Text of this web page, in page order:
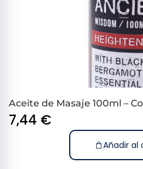
Aceite de Masaje 100ml –
7,44 €
Añadir al